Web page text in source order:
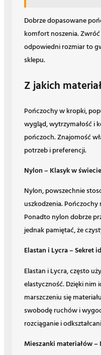
Dobrze dopasowane
komfort noszenia. Zwróć
odpowiedni rozmiar to
sklepu.
Z jakich
Pończochy w kropki,
wygląd, wytrzymałość i
pończoch. Znajomość
potrzeb i preferencji.
Nylon – Klasyk w
Nylon, powszechnie
uszkodzenia.
Ponadto nylon dobrze
jednak pamiętać, że
Elastan i Lycra – Sekret
Elastan i Lycra, często
elastyczność. Dzięki nim
marszczeniu się
swobodę ruchów i
rozciąganie i
Mieszanki materiałów